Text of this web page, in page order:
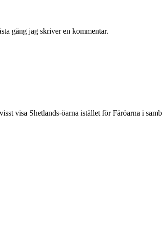
gång jag skriver en kommentar.
visa Shetlands-öarna istället för Färöarna i